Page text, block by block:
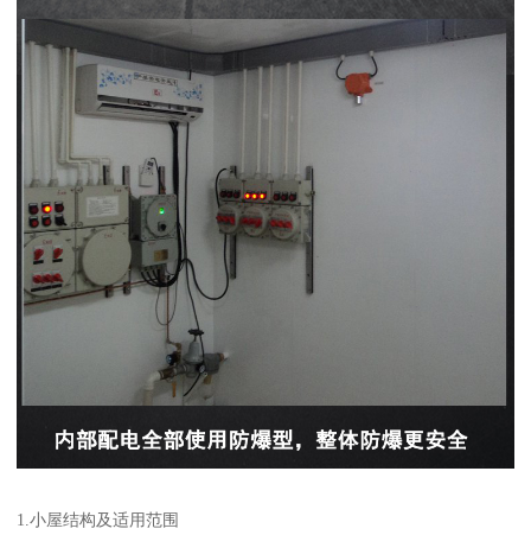
1.小屋结构及适用范围